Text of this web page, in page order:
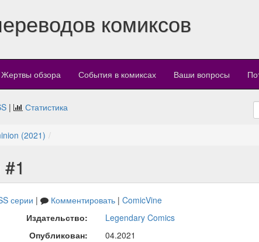
комиксов
Жертвы обзора События в комиксах Ваши вопросы
| Статистика
(2021)
серии | Комментировать| ComicVine
Издательство:
Legendary Comics
Опубликован:
04.2021